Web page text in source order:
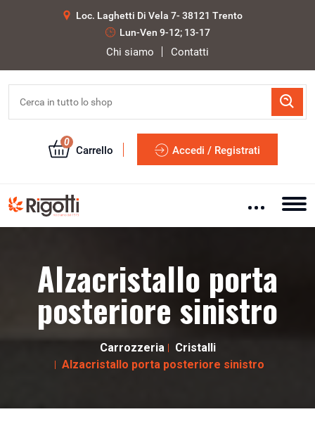
Loc. Laghetti Di Vela 7- 38121 Trento
Lun-Ven 9-12; 13-17
Chi siamo Contatti
0
Carrello Accedi / Registrati
Alzacristallo porta
posteriore sinistro
Carrozzeria
Cristalli
Alzacristallo porta posteriore sinistro